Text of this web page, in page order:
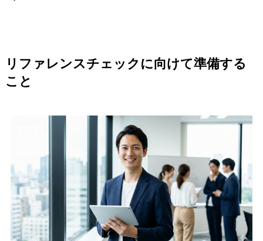
リファレンスチェックに向けて準備する
こと